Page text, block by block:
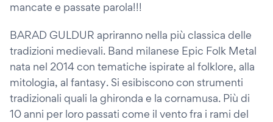
mancate e passate parola!!!
BARAD GULDUR apriranno nella più classica delle
tradizioni medievali. Band milanese Epic Folk Metal
nata nel 2014 con tematiche ispirate al folklore, alla
mitologia, al fantasy. Si esibiscono con strumenti
tradizionali quali la ghironda e la cornamusa. Più di
10 anni per loro passati come il vento fra i rami del